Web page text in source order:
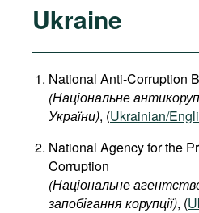
Ukraine
National Anti-Corruption
(Національне
України), (Ukrainian/
National Agency for the
Corruption
(Національне
запобіганнякорупції), (